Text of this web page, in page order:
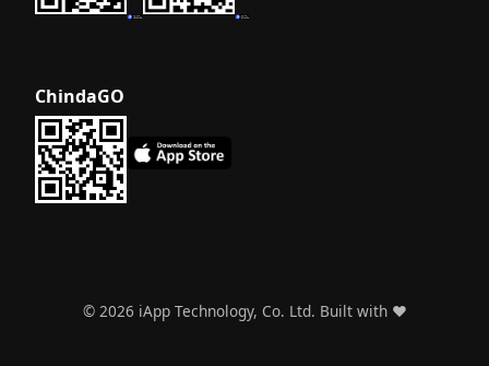
ChindaGO
© 2026 iApp Technology, Co. Ltd. Built with ❤️